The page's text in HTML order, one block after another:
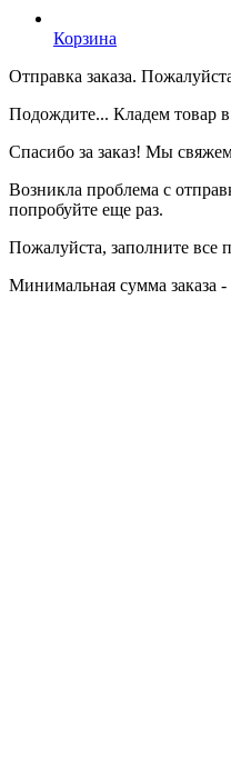
Корзина
Отправка заказа.
Подождите... Кладем товар
Спасибо за заказ! Мы
Возникла проблема с
попробуйте еще раз.
Пожалуйста, заполните все
Минимальная сумма заказа -